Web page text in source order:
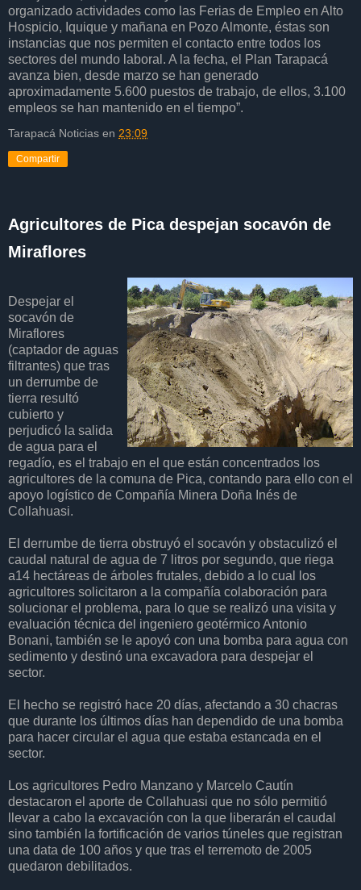
organizado actividades como las Ferias de Empleo en Alto
Hospicio, Iquique y mañana en Pozo Almonte, éstas son
instancias que nos permiten el contacto entre todos los
sectores del mundo laboral. A la fecha, el Plan Tarapacá
avanza bien, desde marzo se han generado
aproximadamente 5.600 puestos de trabajo, de ellos, 3.100
empleos se han mantenido en el tiempo”.
Tarapacá Noticias en 23:09
Compartir
Agricultores de Pica despejan socavón de
Miraflores
Despejar el
socavón de
Miraflores
(captador de aguas
filtrantes) que tras
un derrumbe de
tierra resultó
cubierto y
perjudicó la salida
de agua para el
regadío, es el trabajo en el que están concentrados los
agricultores de la comuna de Pica, contando para ello con el
apoyo logístico de Compañía Minera Doña Inés de
Collahuasi.
El derrumbe de tierra obstruyó el socavón y obstaculizó el
caudal natural de agua de 7 litros por segundo, que riega
a14 hectáreas de árboles frutales, debido a lo cual los
agricultores solicitaron a la compañía colaboración para
solucionar el problema, para lo que se realizó una visita y
evaluación técnica del ingeniero geotérmico Antonio
Bonani, también se le apoyó con una bomba para agua con
sedimento y destinó una excavadora para despejar el
sector.
El hecho se registró hace 20 días, afectando a 30 chacras
que durante los últimos días han dependido de una bomba
para hacer circular el agua que estaba estancada en el
sector.
Los agricultores Pedro Manzano y Marcelo Cautín
destacaron el aporte de Collahuasi que no sólo permitió
llevar a cabo la excavación con la que liberarán el caudal
sino también la fortificación de varios túneles que registran
una data de 100 años y que tras el terremoto de 2005
quedaron debilitados.